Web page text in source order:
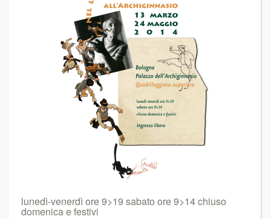
lunedì-venerdì ore 9>19 sabato ore 9>14 chiuso
domenica e festivi